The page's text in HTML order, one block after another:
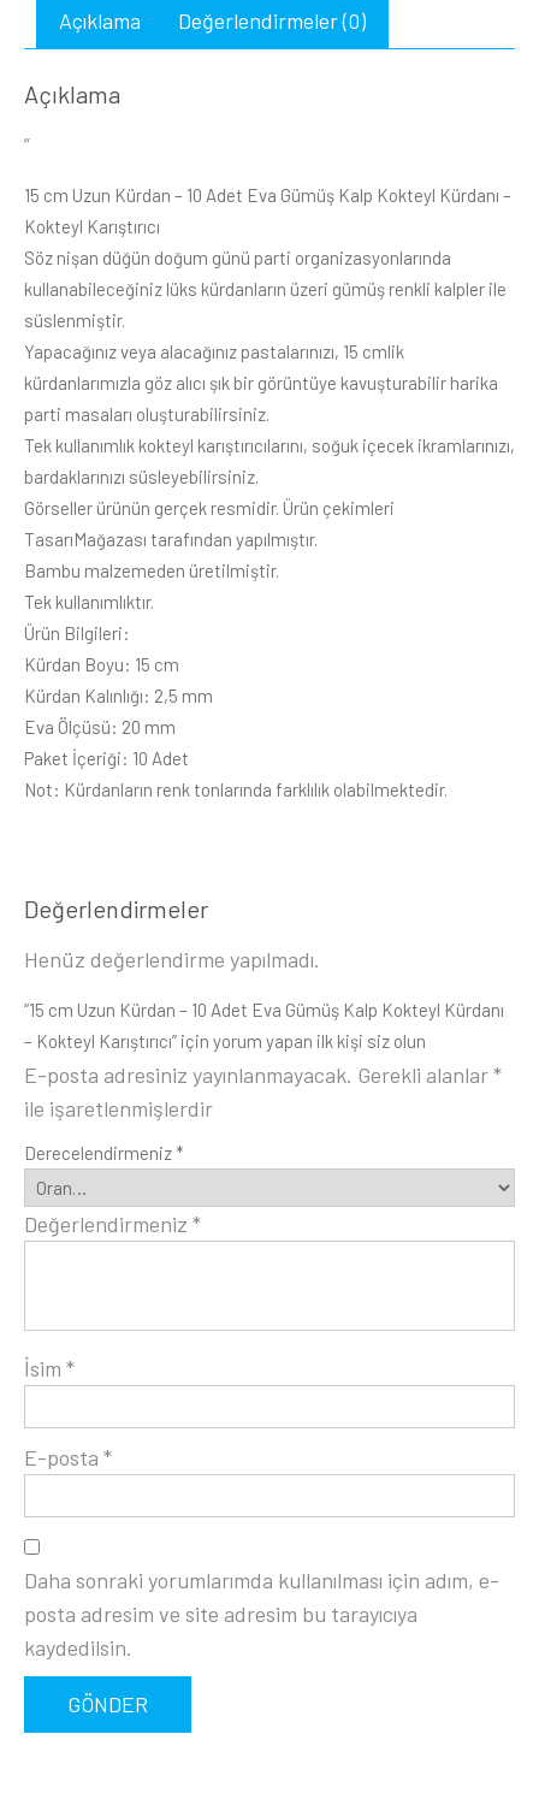
Açıklama Değerlendirmeler (0)
Açıklama
”
15 cm Uzun Kürdan – 10 Adet Eva Gümüş Kalp Kokteyl Kürdanı –
Kokteyl Karıştırıcı
Söz nişan düğün doğum günü parti organizasyonlarında
kullanabileceğiniz lüks kürdanların üzeri gümüş renkli kalpler ile
süslenmiştir.
Yapacağınız veya alacağınız pastalarınızı, 15 cmlik
kürdanlarımızla göz alıcı şık bir görüntüye kavuşturabilir harika
parti masaları oluşturabilirsiniz.
Tek kullanımlık kokteyl karıştırıcılarını, soğuk içecek ikramlarınızı,
bardaklarınızı süsleyebilirsiniz.
Görseller ürünün gerçek resmidir. Ürün çekimleri
TasarıMağazası tarafından yapılmıştır.
Bambu malzemeden üretilmiştir.
Tek kullanımlıktır.
Ürün Bilgileri:
Kürdan Boyu: 15 cm
Kürdan Kalınlığı: 2,5 mm
Eva Ölçüsü: 20 mm
Paket İçeriği: 10 Adet
Not: Kürdanların renk tonlarında farklılık olabilmektedir.
Değerlendirmeler
Henüz değerlendirme yapılmadı.
“15 cm Uzun Kürdan – 10 Adet Eva Gümüş Kalp Kokteyl Kürdanı
– Kokteyl Karıştırıcı” için yorum yapan ilk kişi siz olun
E-posta adresiniz yayınlanmayacak. Gerekli alanlar*
ile işaretlenmişlerdir
Derecelendirmeniz *
Değerlendirmeniz *
İsim *
E-posta *
Daha sonraki yorumlarımda kullanılması için adım, e-
posta adresim ve site adresim bu tarayıcıya
kaydedilsin.